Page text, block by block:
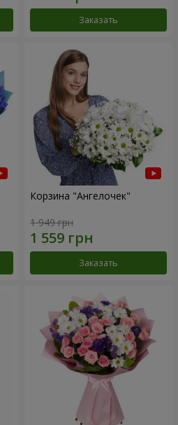
Заказать
Корзина "Ангелочек"
1 949 грн
Заказать